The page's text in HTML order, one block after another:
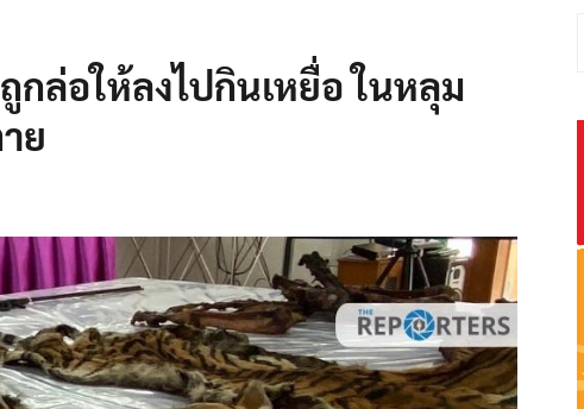
กล่อให้ลงไปกินเหยื่อ ในหลุม
ย